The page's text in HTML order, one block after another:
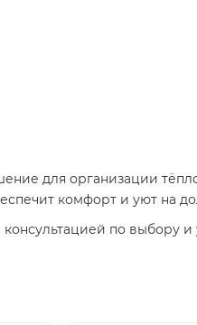
для организации
комфорт и уют на
по выбору и